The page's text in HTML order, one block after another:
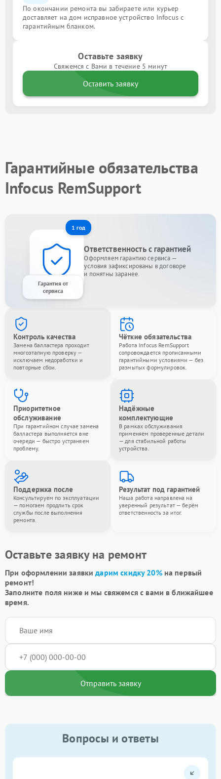
По окончании ремонта вы забираете или курьер
доставляет на дом исправное устройство Infocus с
гарантийным бланком.
Оставьте заявку
Свяжемся с Вами в течение 5 минут
Оставить заявку
Гарантийные обязательства
Infocus RemSupport
1 год
Гарантия от
сервиса
Ответственность с гарантией
Оформляем гарантию сервиса —
условия зафиксированы в договоре
и понятны заранее.
Контроль качества
Замена балластера проходит
многоэтапную проверку —
исключаем недоработки и
повторные сбои.
Чёткие обязательства
Работа Infocus RemSupport
сопровождается прописанными
гарантийными условиями — без
размытых формулировок.
Приоритетное
обслуживание
При гарантийном случае замена
балластера выполняется вне
очереди — быстро устраняем
проблему.
Надёжные
комплектующие
В рамках обслуживания
применяем проверенные детали
— для стабильной работы
устройства.
Поддержка после
Консультируем по эксплуатации
— помогаем продлить срок
службы после выполнения
ремонта.
Результат под гарантией
Наша работа направлена на
уверенный результат — берём
ответственность за итог.
Оставьте заявку на ремонт
При оформлении заявкидарим скидку 20%на первый
ремонт!
Заполните поля ниже и мы свяжемся с вами в ближайшее
время.
Отправить заявку
Вопросы и ответы